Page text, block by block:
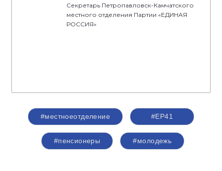
Секретарь Петропавловск-Камчатского
местного отделения Партии «ЕДИНАЯ
РОССИЯ»
#местноеотделение #ЕР41
#пенсионеры #молодежь